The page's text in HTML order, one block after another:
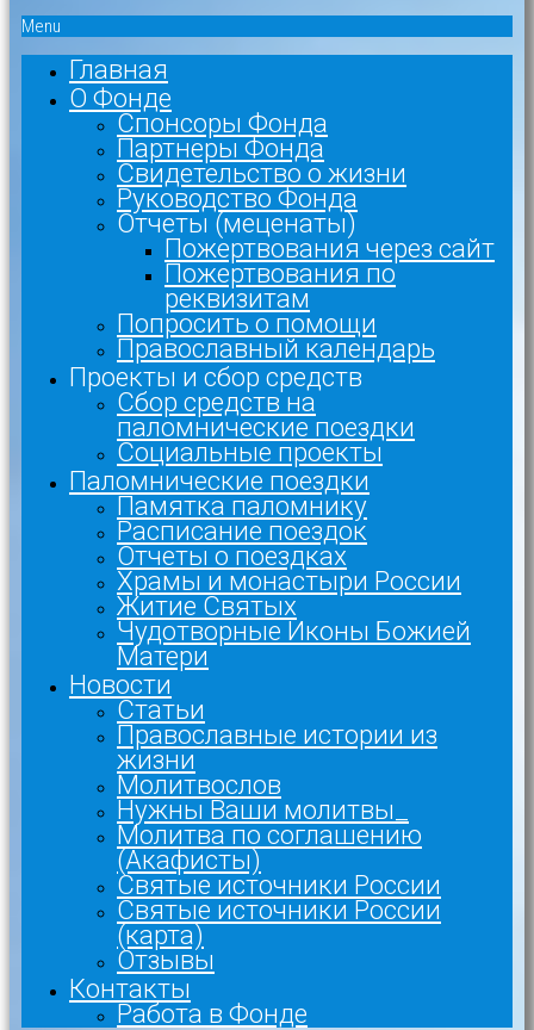
Menu
Главная
О Фонде
Спонсоры Фонда
Партнеры Фонда
Свидетельство о жизни
Руководство Фонда
Отчеты (меценаты)
Пожертвования через сайт
Пожертвования по
реквизитам
Попросить о помощи
Православный календарь
Проекты и сбор средств
Сбор средств на
паломнические поездки
Социальные проекты
Паломнические поездки
Памятка паломнику
Расписание поездок
Отчеты о поездках
Храмы и монастыри России
Житие Святых
Чудотворные Иконы Божией
Матери
Новости
Статьи
Православные истории из
жизни
Молитвослов
Нужны Ваши молитвы_
Молитва по соглашению
(Акафисты)
Святые источники России
Святые источники России
(карта)
Отзывы
Контакты
Работа в Фонде